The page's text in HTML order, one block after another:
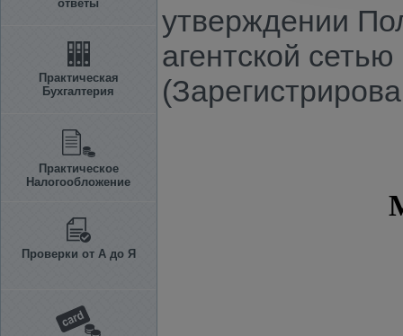
ответы
Практическая
Бухгалтерия
Практическое
Налогообложение
Проверки от А до Я
утверждении
агентской